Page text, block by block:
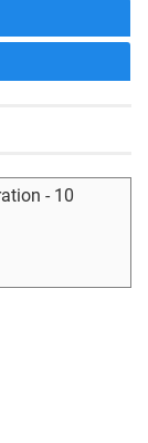
- 10